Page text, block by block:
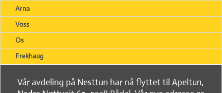
Arna
Voss
Os
Frekhaug
Vår avdeling på Nesttun har nå flyttet til Apeltun,